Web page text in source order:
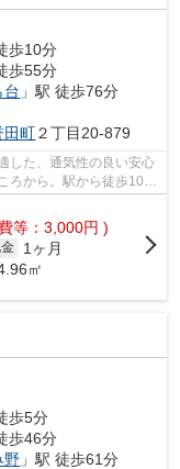
歩10分
歩55分
台 」駅 徒歩76分
田町２丁目20-879
した、通気性の良い安心
ろから。駅から徒歩10分
等：3,000円 )
1ヶ月
㎡
歩5分
歩46分
野 」駅 徒歩61分